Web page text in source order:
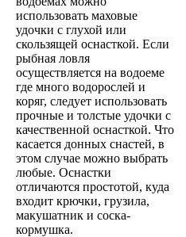
использовать маховые
удочки с глухой или
скользящей оснасткой. Если
рыбная ловля
осуществляется на водоеме
где много водорослей и
коряг, следует использовать
прочные и толстые удочки с
качественной оснасткой. Что
касается донных снастей, в
этом случае можно выбрать
любые. Оснастки
отличаются простотой, куда
входит крючки, грузила,
макушатник и соска-
кормушка.